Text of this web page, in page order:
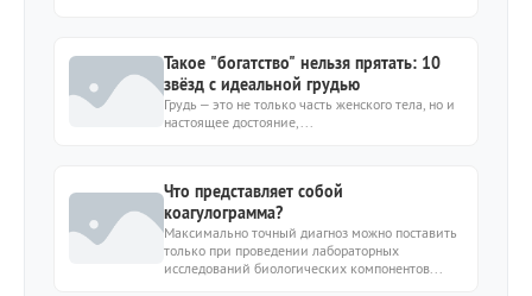
Такое "богатство" нельзя прятать: 10
звёзд с идеальной грудью
Грудь – это не только часть женского тела, но и
настоящее достояние,...
Что представляет собой
коагулограмма?
Максимально точный диагноз можно поставить
только при проведении лабораторных
исследований биологических компонентов...